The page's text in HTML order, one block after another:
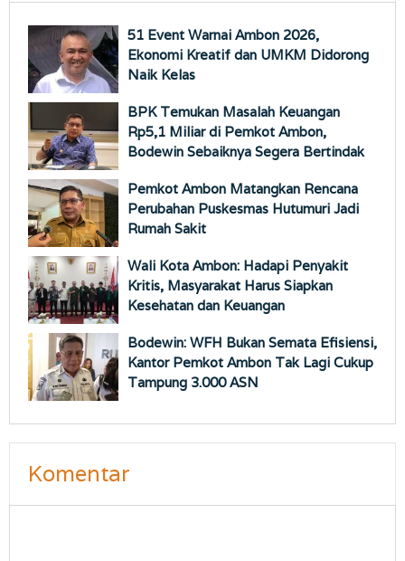
51 Event Warnai Ambon 2026,
Ekonomi Kreatif dan UMKM Didorong
Naik Kelas
BPK Temukan Masalah Keuangan
Rp5,1 Miliar di Pemkot Ambon,
Bodewin Sebaiknya Segera Bertindak
Pemkot Ambon Matangkan Rencana
Perubahan Puskesmas Hutumuri Jadi
Rumah Sakit
Wali Kota Ambon: Hadapi Penyakit
Kritis, Masyarakat Harus Siapkan
Kesehatan dan Keuangan
Bodewin: WFH Bukan Semata Efisiensi,
Kantor Pemkot Ambon Tak Lagi Cukup
Tampung 3.000 ASN
Komentar